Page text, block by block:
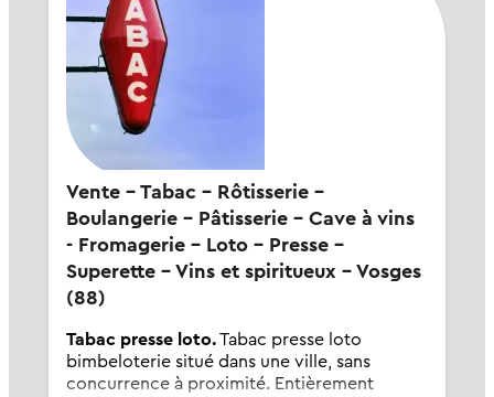
Vente - Tabac - Rôtisserie -
Boulangerie - Pâtisserie - Cave à vins
- Fromagerie - Loto - Presse -
Superette - Vins et spiritueux - Vosges
(88)
Tabac presse loto.Tabac presse loto
bimbeloterie situé dans une ville, sans
concurrence à proximité. Entièrement